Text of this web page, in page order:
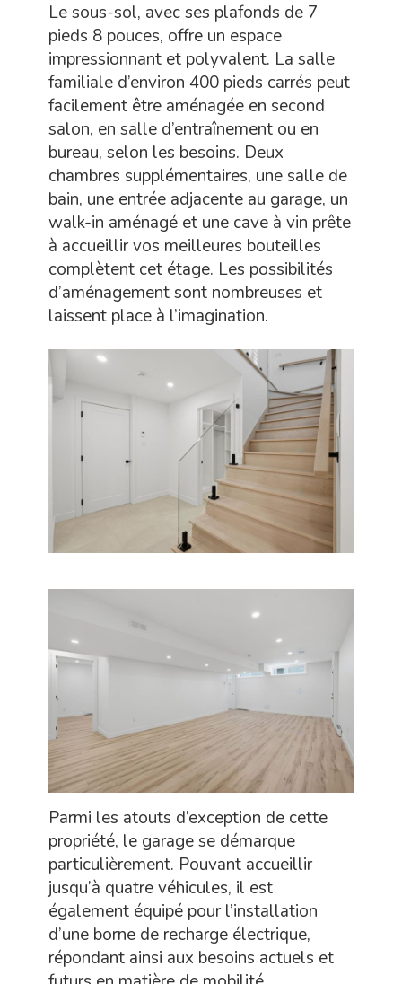
Le sous-sol, avec ses plafonds de 7
pieds 8 pouces, offre un espace
impressionnant et polyvalent. La salle
familiale d’environ 400 pieds carrés peut
facilement être aménagée en second
salon, en salle d’entraînement ou en
bureau, selon les besoins. Deux
chambres supplémentaires, une salle de
bain, une entrée adjacente au garage, un
walk-in aménagé et une cave à vin prête
à accueillir vos meilleures bouteilles
complètent cet étage. Les possibilités
d’aménagement sont nombreuses et
laissent place à l’imagination.
Parmi les atouts d’exception de cette
propriété, le garage se démarque
particulièrement. Pouvant accueillir
jusqu’à quatre véhicules, il est
également équipé pour l’installation
d’une borne de recharge électrique,
répondant ainsi aux besoins actuels et